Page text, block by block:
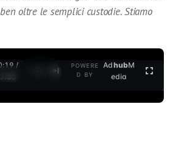
oltre le semplici custodie. Stiamo
/
3:35
POWERE
D BY
AdhubM
edia